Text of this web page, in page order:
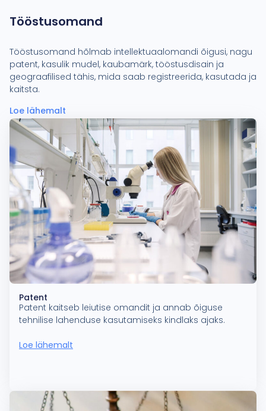
Tööstusomand
Tööstusomand hõlmab intellektuaalomandi õigusi, nagu
patent, kasulik mudel, kaubamärk, tööstusdisain ja
geograafilised tähis, mida saab registreerida, kasutada ja
kaitsta.
Loe lähemalt
Patent
Patent kaitseb leiutise omandit ja annab õiguse
tehnilise lahenduse kasutamiseks kindlaks ajaks.
Loe lähemalt